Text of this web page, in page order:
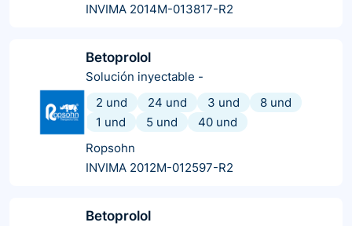
INVIMA 2014M-013817-R2
Betoprolol
Solución inyectable -
2 und
24 und 3 und
8 und
1 und
5 und
40 und
Ropsohn
INVIMA 2012M-012597-R2
Betoprolol